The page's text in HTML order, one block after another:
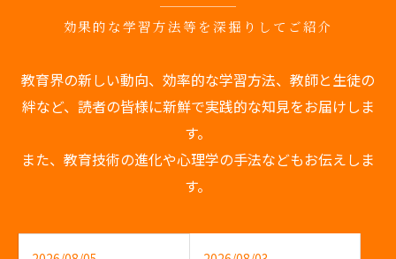
効果的な学習方法等を深掘りしてご紹介
教育界の新しい動向、効率的な学習方法、教師と生徒の
絆など、読者の皆様に新鮮で実践的な知見をお届けしま
す。
また、教育技術の進化や心理学の手法などもお伝えしま
す。